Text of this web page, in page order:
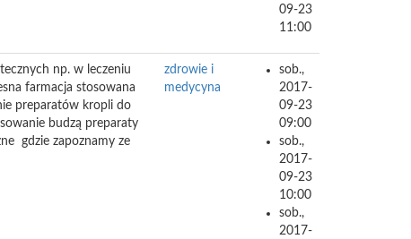
09-23
11:00
np. w leczeniu
farmacja stosowana
preparatów kropli do
budzą preparaty
gdzie zapoznamy ze
zdrowie i
medycyna
sob.,
2017-
09-23
09:00
sob.,
2017-
09-23
10:00
sob.,
2017-